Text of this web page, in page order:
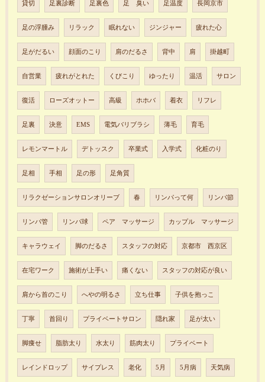
貸切 足裏診断 足裏色 足 臭い 足温度 長岡京市
足の浮腫み リラック 眠れない ジンジャー 疲れた心
足がだるい 顔面のこり 肩のだるさ 背中 肩 掛越町
自営業 疲れがとれた くびこり ゆったり 温活 サロン
復活 ローズオットー 高級 ホホバ 着衣 リフレ
足裏 決意 EMS 電気バリブラシ 薄毛 育毛
レモンマートル デトッスク 卒業式 入学式 化粧のり
足相 手相 足の形 足角質
リラクゼーションサロンオリーブ 春 リンパって何 リンパ節
リンパ管 リンパ球 ペア マッサージ カップル マッサージ
キャラウェイ 脚のだるさ スタッフの対応 京都市 西京区
在宅ワーク 施術が上手い 痛くない スタッフの対応が良い
肩から首のこり へやの明るさ 立ち仕事 子供を抱っこ
丁寧 首回り プライベートサロン 隠れ家 足が太い
脚痩せ 脂肪太り 水太り 筋肉太り プライベート
レインドロップ サイプレス 老化 5月 5月病 天気病